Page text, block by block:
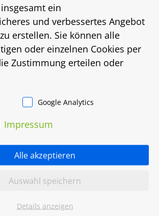
Kwh/(m²/a)
ein
und verbessertes Angebot
erstellen. Sie können alle
oder einzelnen Cookies per
Zustimmung erteilen oder
Google Analytics
Impressum
Alle akzeptieren
Auswahl speichern
Details anzeigen